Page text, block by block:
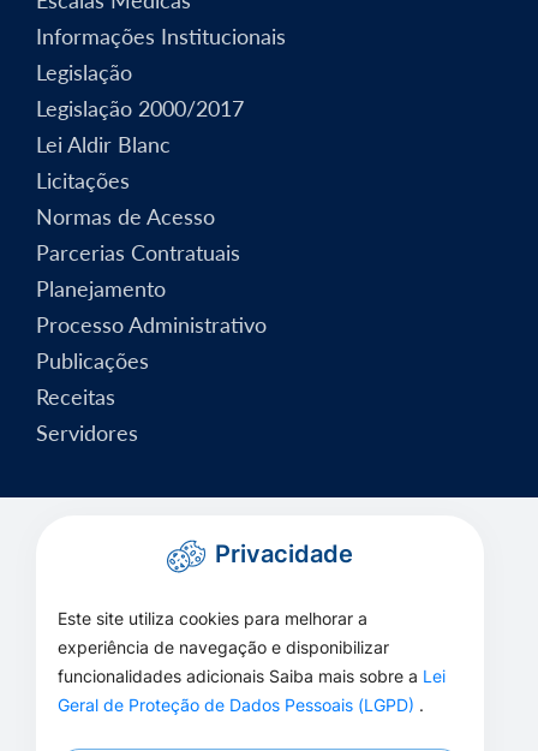
Informações Institucionais
Legislação
Legislação 2000/2017
Lei Aldir Blanc
Licitações
Normas de Acesso
Parcerias Contratuais
Planejamento
Processo Administrativo
Publicações
Receitas
Servidores
Privacidade
Este site utiliza cookies para melhorar a
experiência de navegação e disponibilizar
funcionalidades adicionais Saiba mais sobre a Lei
Geral de Proteção de Dados Pessoais (LGPD) .